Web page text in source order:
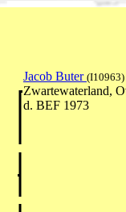
Jacob Buter (I10963)
Zwartewaterland,
d. BEF 1973